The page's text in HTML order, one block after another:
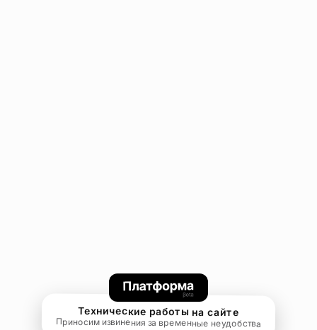
Технические работы на сайте
Приносим извинения за временные неудобства